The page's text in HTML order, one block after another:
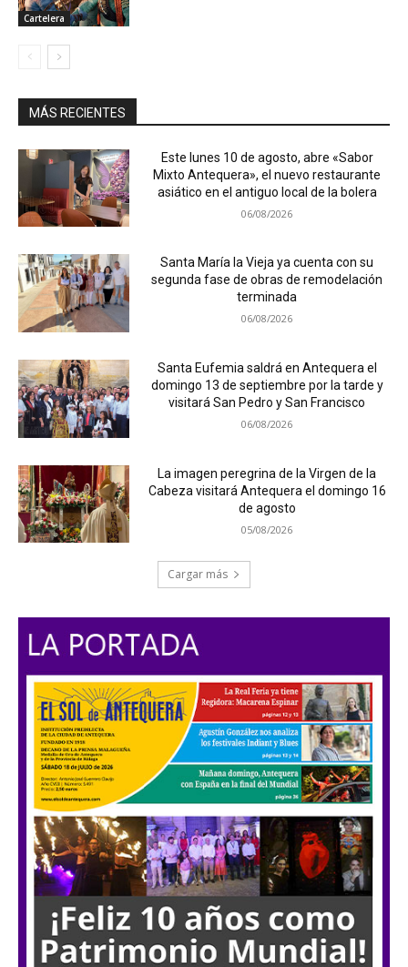
Cartelera
MÁS RECIENTES
Este lunes 10 de agosto, abre «Sabor
Mixto Antequera», el nuevo restaurante
asiático en el antiguo local de la bolera
06/08/2026
Santa María la Vieja ya cuenta con su
segunda fase de obras de remodelación
terminada
06/08/2026
Santa Eufemia saldrá en Antequera el
domingo 13 de septiembre por la tarde y
visitará San Pedro y San Francisco
06/08/2026
La imagen peregrina de la Virgen de la
Cabeza visitará Antequera el domingo 16
de agosto
05/08/2026
Cargar más